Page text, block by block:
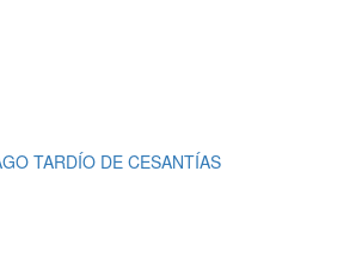
TARDÍO DE CESANTÍAS